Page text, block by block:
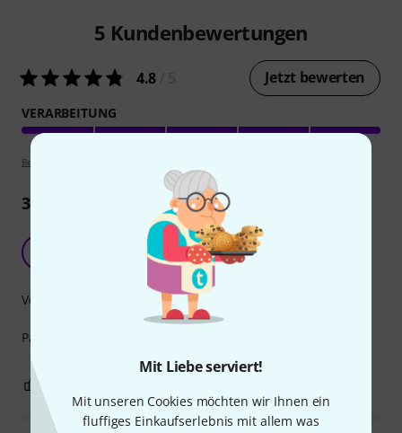
Mit Liebe serviert!
Mit unseren Cookies möchten wir Ihnen ein
fluffiges Einkaufserlebnis mit allem was
5 Kundenbewertungen
4.8 Jetzt bewerten
VERARBEITUNG
Bewertungsrichtlinien
3Rezensionen
Hält was es verspricht
StaJuPfa Dresden 21.03.2024
Passt, hält, tut was es soll...
Verarbeitung